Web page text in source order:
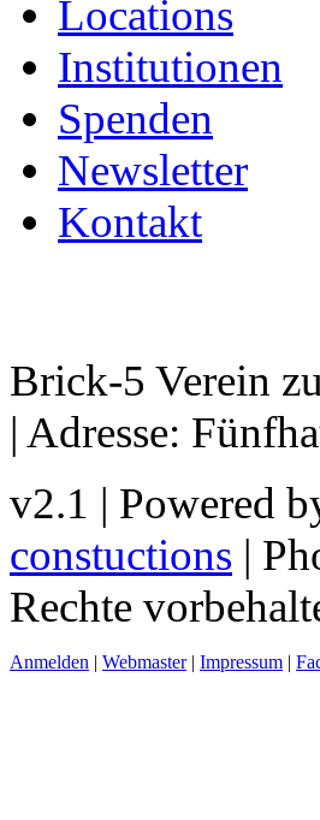
Locations
Institutionen
Spenden
Newsletter
Kontakt
Brick-5 Verein
| Adresse:
v2.1 | Powered
constuctions |
Rechte
Anmelden | Webmaster| Impressum |